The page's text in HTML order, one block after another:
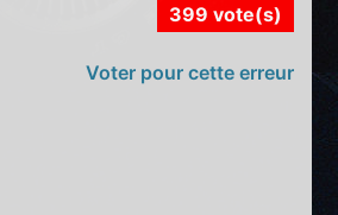
399 vote(s)
Voter pour cette erreur